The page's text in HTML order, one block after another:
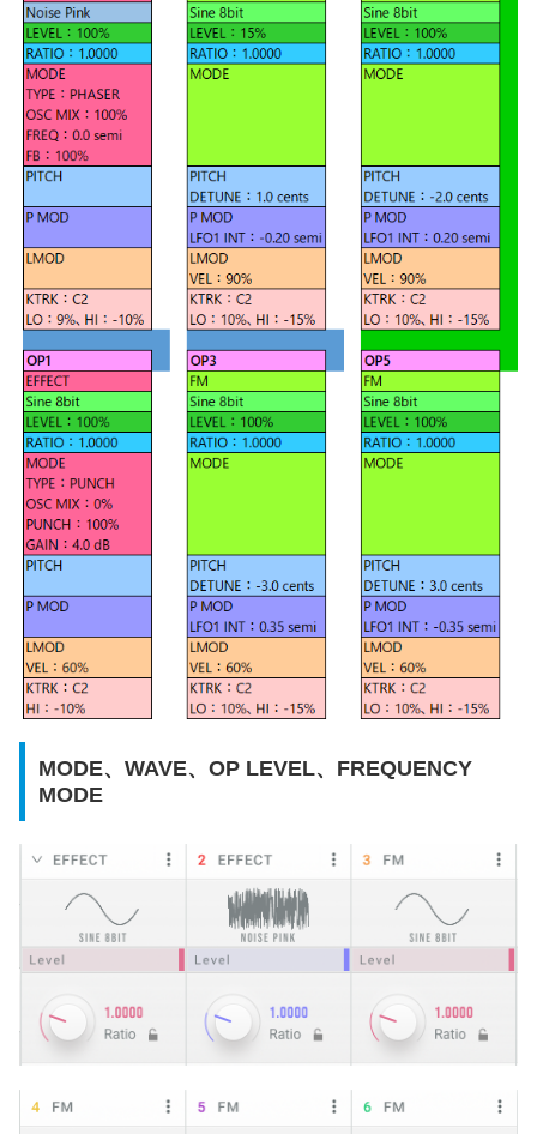
MODE、WAVE、OP LEVEL、FREQUENCY
MODE